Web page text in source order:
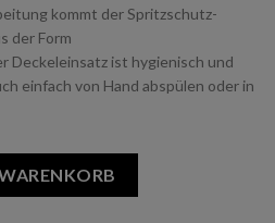
kommt der Spritzschutz-
der Form
Deckeleinsatz ist hygienisch und
einfach von Hand abspülen oder in